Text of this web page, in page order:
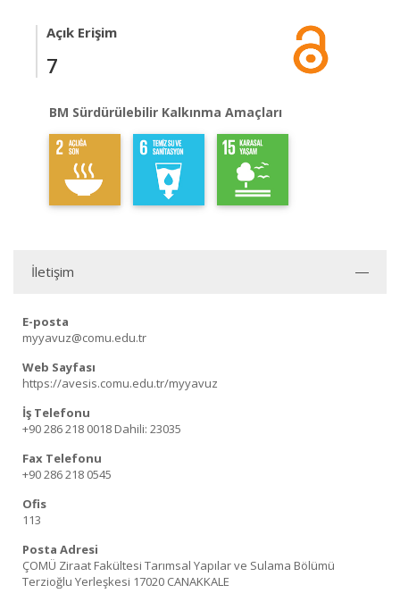
Açık Erişim
7
BM Sürdürülebilir Kalkınma Amaçları
İletişim
E-posta
myyavuz@comu.edu.tr
Web Sayfası
https://avesis.comu.edu.tr/myyavuz
İş Telefonu
+90 286 218 0018 Dahili: 23035
Fax Telefonu
+90 286 218 0545
Ofis
113
Posta Adresi
ÇOMÜ Ziraat Fakültesi Tarımsal Yapılar ve Sulama Bölümü
Terzioğlu Yerleşkesi 17020 CANAKKALE